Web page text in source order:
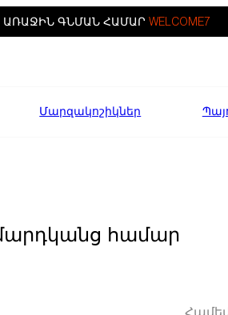
ԱՌԱՋԻՆ ԳՆՄԱՆ ՀԱՄԱՐ WELCOME7
Մարզակոշիկներ
համար